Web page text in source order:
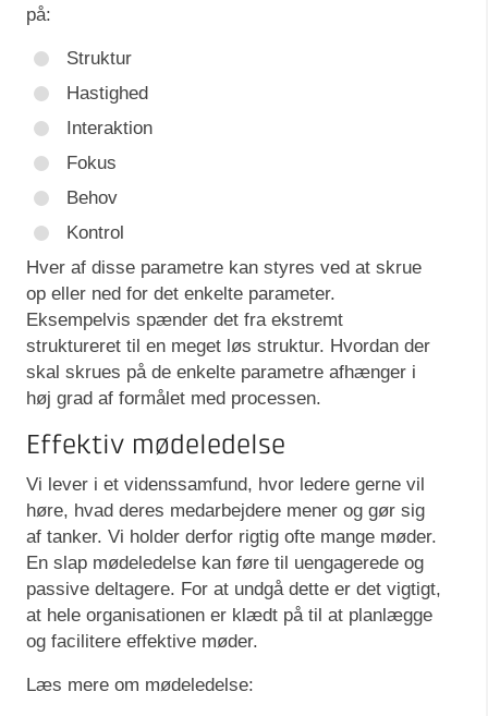
på:
Struktur
Hastighed
Interaktion
Fokus
Behov
Kontrol
Hver af disse parametre kan styres ved at skrue
op eller ned for det enkelte parameter.
Eksempelvis spænder det fra ekstremt
struktureret til en meget løs struktur. Hvordan der
skal skrues på de enkelte parametre afhænger i
høj grad af formålet med processen.
Effektiv mødeledelse
Vi lever i et videnssamfund, hvor ledere gerne vil
høre, hvad deres medarbejdere mener og gør sig
af tanker. Vi holder derfor rigtig ofte mange møder.
En slap mødeledelse kan føre til uengagerede og
passive deltagere. For at undgå dette er det vigtigt,
at hele organisationen er klædt på til at planlægge
og facilitere effektive møder.
Læs mere om mødeledelse: